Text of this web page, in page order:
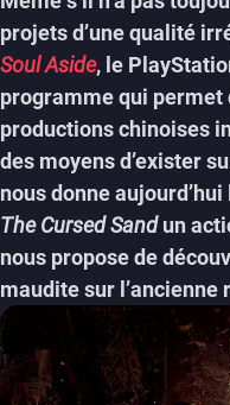
projets d’une qualité
Soul Aside, le
programme qui
productions chinoises
des moyens d’exister
nous donne
The Cursed Sandun
nous propose de
maudite sur l’ancienne